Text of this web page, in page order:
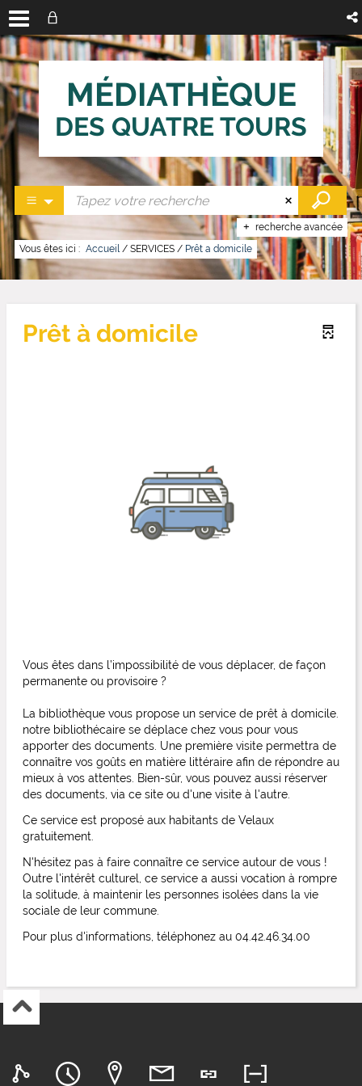
MÉDIATHÈQUE
DES QUATRE TOURS
recherche avancée
Vous êtes ici : Accueil / SERVICES / Prêt a domicile
Prêt à domicile
Vous êtes dans l’impossibilité de vous déplacer, de façon
permanente ou provisoire ?
La bibliothèque vous propose un service de prêt à domicile.
notre bibliothécaire se déplace chez vous pour vous
apporter des documents. Une première visite permettra de
connaître vos goûts en matière littéraire afin de répondre au
mieux à vos attentes. Bien-sûr, vous pouvez aussi réserver
des documents, via ce site ou d'une visite à l'autre.
Ce service est proposé aux habitants de Velaux
gratuitement.
N'hésitez pas à faire connaître ce service autour de vous !
Outre l'intérêt culturel, ce service a aussi vocation à rompre
la solitude, à maintenir les personnes isolées dans la vie
sociale de leur commune.
Pour plus d'informations, téléphonez au 04.42.46.34.00